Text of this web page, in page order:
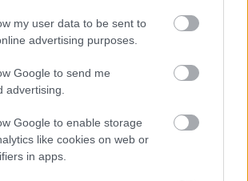
my user data to be sent to
advertising purposes.
Google to send me
advertising.
Google to enable storage
like cookies on web or
in apps.
húsvéti citromos keksz –